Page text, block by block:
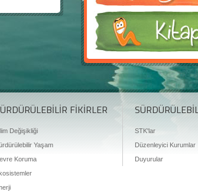
FİKİRLER
Değişikliği
Yaşam
Koruma
STK'lar
Düzenleyici Kurumlar
Duyurular